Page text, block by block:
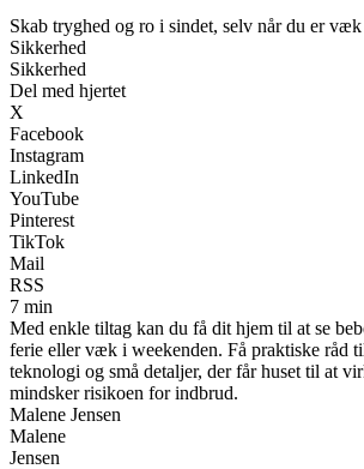
Skab tryghed og ro i sindet, selv når du er
Sikkerhed
Sikkerhed
Del med hjertet
X
Facebook
Instagram
LinkedIn
YouTube
Pinterest
TikTok
Mail
RSS
7 min
Med enkle tiltag kan du få dit hjem til at se
ferie eller væk i weekenden. Få praktiske råd
teknologi og små detaljer, der får huset til at
mindsker risikoen for indbrud.
Malene Jensen
Malene
Jensen